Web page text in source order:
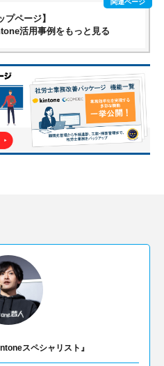
プページ】
活用事例をもっと見る
スペシャリスト』